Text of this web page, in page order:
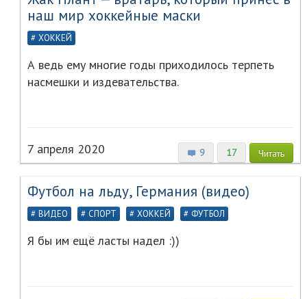
наш мир хоккейные маски
ХОККЕЙ
А ведь ему многие годы приходилось терпеть
насмешки и издевательства.
9 17 Читать
7 апреля 2020
Футбол на льду, Германия (видео)
ВИДЕО СПОРТ ХОККЕЙ ФУТБОЛ
Я бы им ещё ласты надел :))